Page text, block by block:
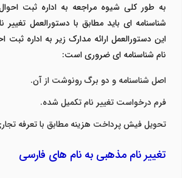
به طور کلی شیوه مراجعه به اداره ثبت احوال
شناسنامه ای باید مطابق با دستورالعمل تغییر
این دستورالعمل ارائه مدارک زیر به اداره ثبت
نام شناسنامه ای ضروری است:
اصل شناسنامه و دو برگ رونوشت از آن.
فرم درخواست تغییر نام تکمیل شده.
تحویل فیش پرداخت هزینه مطابق با تعرفه
تغییر نام مذهبی به نام های فارسی